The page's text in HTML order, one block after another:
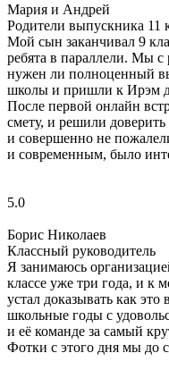
Мария и Андрей
Родители выпускника 11
Мой сын заканчивал 9
ребята в параллели. Мы с
нужен ли полноценный
школы и пришли к Ирэм
После первой онлайн
смету, и решили доверить
и совершенно не
и современным, было
5.0
Борис Николаев
Классный руководитель
Я занимаюсь
классе уже три года, и к
устал доказывать как
школьные годы с
и её команде за самый
Фотки с этого дня мы до